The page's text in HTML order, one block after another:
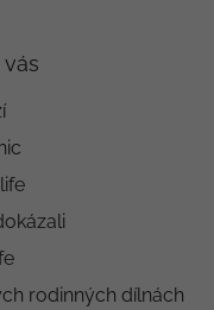
rodinných dílnách